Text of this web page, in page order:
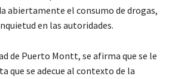
abiertamente el consumo de drogas,
en las autoridades.
de Puerto Montt, se afirma que se le
que se adecue al contexto de la